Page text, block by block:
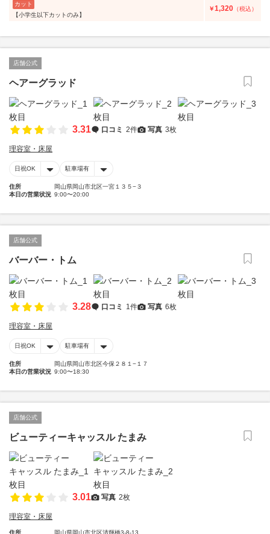
カット
【小学生以下カットのみ】
￥1,320 （税込）
店舗公式
ヘアーグラッド
3.31 口コミ 2件 写真 3枚
理容室・床屋
日祝OK 駐車場有
住所
岡山県岡山市北区一宮１３５−３
本日の営業状況 9:00〜20:00
店舗公式
バーバー・トム
3.28 口コミ 1件 写真 6枚
理容室・床屋
日祝OK 駐車場有
住所
岡山県岡山市北区今保２８１−１７
本日の営業状況 9:00〜18:30
店舗公式
ビューティーキャッスル たまみ
3.01 写真 2枚
理容室・床屋
住所 岡山県岡山市北区清輝橋3-8-13